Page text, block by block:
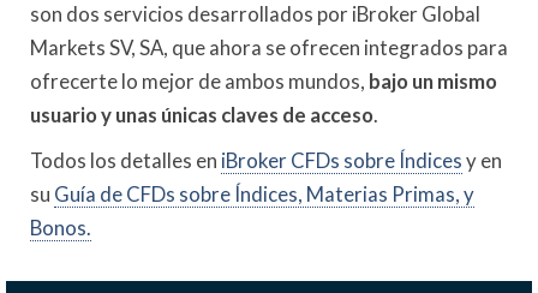
son dos servicios desarrollados por iBroker Global
Markets SV, SA, que ahora se ofrecen integrados para
ofrecerte lo mejor de ambos mundos, bajo un mismo
usuario y unas únicas claves de acceso.
Todos los detalles en iBroker CFDs sobre Índicesy en
su Guía de CFDs sobre Índices, Materias Primas, y
Bonos.